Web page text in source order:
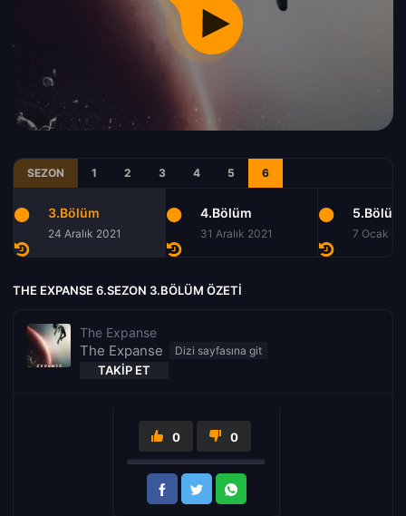
SEZON 1 2 3 4 5 6
3.Bölüm
24 Aralık 2021
4.Bölüm
31 Aralık 2021
5.Bölüm
7 Ocak
THE EXPANSE 6.SEZON 3.BÖLÜM ÖZETI
The Expanse
The Expanse
TAKIP ET
0 0